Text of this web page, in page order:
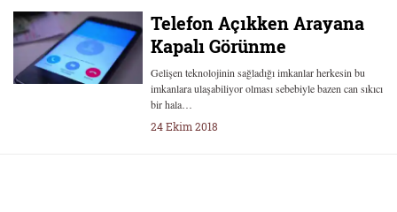
Telefon Açıkken Arayana
Kapalı Görünme
Gelişen teknolojinin sağladığı imkanlar herkesin bu
imkanlara ulaşabiliyor olması sebebiyle bazen can sıkıcı
bir hala…
24 Ekim 2018